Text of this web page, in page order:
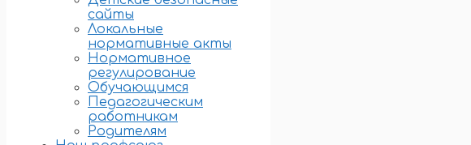
сайты
Локальные
нормативные акты
Нормативное
регулирование
Обучающимся
Педагогическим
работникам
Родителям